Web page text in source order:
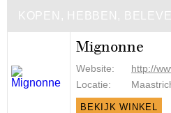
KOPEN, HEBBEN,
Mignonne
Website:
http://
Locatie:
BEKIJK WINKEL